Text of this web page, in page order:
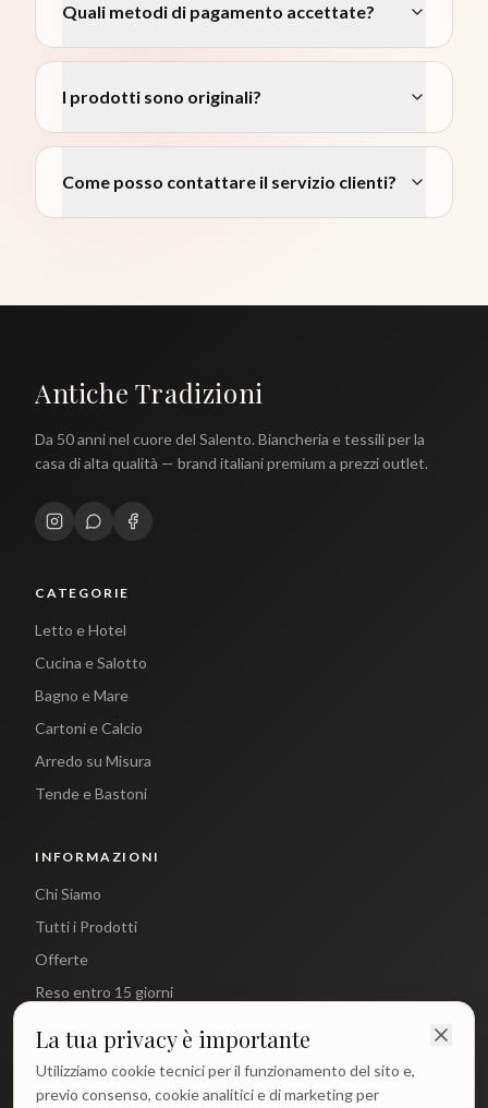
Quali metodi di pagamento accettate?
I prodotti sono originali?
Come posso contattare il servizio clienti?
Antiche Tradizioni
Da 50 anni nel cuore del Salento. Biancheria e tessili per la
casa di alta qualità — brand italiani premium a prezzi outlet.
CATEGORIE
Letto e Hotel
Cucina e Salotto
Bagno e Mare
Cartoni e Calcio
Arredo su Misura
Tende e Bastoni
INFORMAZIONI
Chi Siamo
Tutti i Prodotti
Offerte
Reso entro 15 giorni
CONTATTI
info@antichetradizioni.it
La tua privacy è importante
Utilizziamo cookie tecnici per il funzionamento del sito e,
previo consenso, cookie analitici e di marketing per